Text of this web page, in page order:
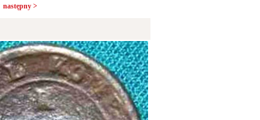
następny >